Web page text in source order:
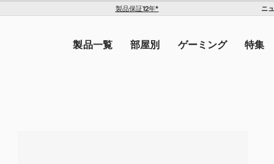
The Americas
Canada ($)
製品保証12年* ニ
入力してください。
製品一覧 部屋別 ゲーミング 特集